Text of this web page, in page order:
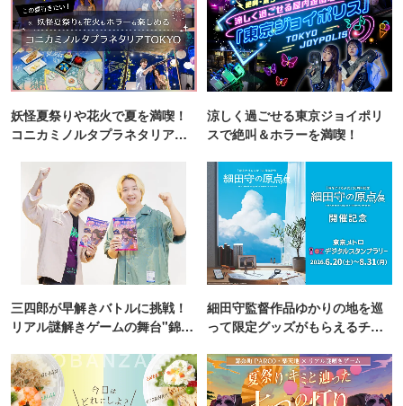
妖怪夏祭りや花火で夏を満喫！
コニカミノルタプラネタリア
涼しく過ごせる東京ジョイポリ
スで絶叫＆ホラーを満喫！
三四郎が早解きバトルに挑戦！
リアル謎解きゲームの舞台"錦糸
細田守監督作品ゆかりの地を巡
って限定グッズがもらえるチャ